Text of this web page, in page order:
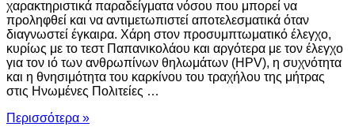
χαρακτηριστικά παραδείγματα νόσου που μπορεί να
προληφθεί και να αντιμετωπιστεί αποτελεσματικά όταν
διαγνωστεί έγκαιρα. Χάρη στον προσυμπτωματικό έλεγχο,
κυρίως με το τεστ Παπανικολάου και αργότερα με τον έλεγχο
για τον ιό των ανθρωπίνων θηλωμάτων (HPV), η συχνότητα
και η θνησιμότητα του καρκίνου του τραχήλου της μήτρας
στις Ηνωμένες Πολιτείες …
Περισσότερα »